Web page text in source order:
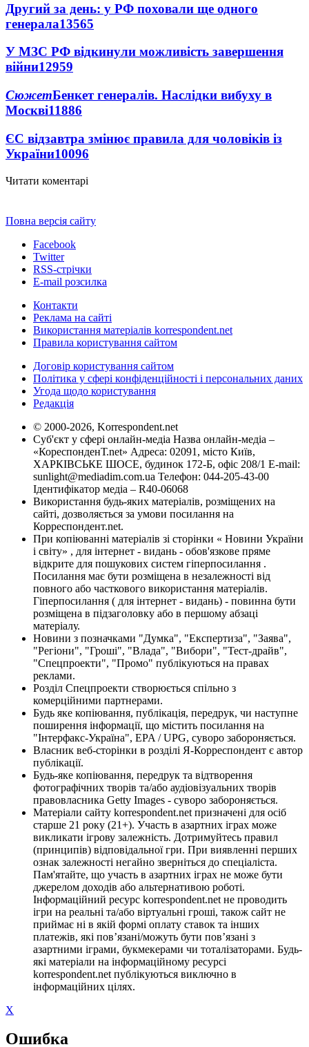
Другий за день: у РФ поховали ще одного
генерала13565
У МЗС РФ відкинули можливість завершення
війни12959
СюжетБенкет генералів. Наслідки вибуху в
Москві11886
ЄС відзавтра змінює правила для чоловіків із
України10096
Читати коментарі
Повна версія сайту
Facebook
Twitter
RSS-стрічки
E-mail розсилка
Контакти
Реклама на сайті
Використання матеріалів korrespondent.net
Правила користування сайтом
Договір користування сайтом
Політика у сфері конфіденційності і персональних даних
Угода щодо користування
Редакція
© 2000-2026, Korrespondent.net
Суб'єкт у сфері онлайн-медіа Назва онлайн-медіа –
«КореспонденТ.net» Адреса: 02091, місто Київ,
ХАРКІВСЬКЕ ШОСЕ, будинок 172-Б, офіс 208/1 E-mail:
sunlight@mediadim.com.ua Телефон: 044-205-43-00
Ідентифікатор медіа – R40-06068
Використання будь-яких матеріалів, розміщених на
сайті, дозволяється за умови посилання на
Корреспондент.net.
При копіюванні матеріалів зі сторінки « Новини України
і світу» , для інтернет - видань - обов'язкове пряме
відкрите для пошукових систем гіперпосилання .
Посилання має бути розміщена в незалежності від
повного або часткового використання матеріалів.
Гіперпосилання ( для інтернет - видань) - повинна бути
розміщена в підзаголовку або в першому абзаці
матеріалу.
Новини з позначками "Думка", "Експертиза", "Заява",
"Регіони", "Гроші", "Влада", "Вибори", "Тест-драйв",
"Спецпроекти", "Промо" публікуються на правах
реклами.
Розділ Спецпроекти створюється спільно з
комерційними партнерами.
Будь яке копіювання, публікація, передрук, чи наступне
поширення інформації, що містить посилання на
"Інтерфакс-Україна", EPA / UPG, суворо забороняється.
Власник веб-сторінки в розділі Я-Корреспондент є автор
публікації.
Будь-яке копіювання, передрук та відтворення
фотографічних творів та/або аудіовізуальних творів
правовласника Getty Images - суворо забороняється.
Матеріали сайту korrespondent.net призначені для осіб
старше 21 року (21+). Участь в азартних іграх може
викликати ігрову залежність. Дотримуйтесь правил
(принципів) відповідальної гри. При виявленні перших
ознак залежності негайно зверніться до спеціаліста.
Пам'ятайте, що участь в азартних іграх не може бути
джерелом доходів або альтернативою роботі.
Інформаційний ресурс korrespondent.net не проводить
ігри на реальні та/або віртуальні гроші, також сайт не
приймає ні в якій формі оплату ставок та інших
платежів, які пов’язані/можуть бути пов’язані з
азартними іграми, букмекерами чи тоталізаторами. Будь-
які матеріали на інформаційному ресурсі
korrespondent.net публікуються виключно в
інформаційних цілях.
X
Ошибка